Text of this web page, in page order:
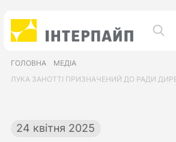
ГОЛОВНА
МЕДІА
ЛУКА ЗАНОТТІ ПРИЗНАЧЕНИЙ ДО РАДИ
24 квітня 2025